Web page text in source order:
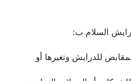
السلام ب:
للدرايش وتغيرها أو